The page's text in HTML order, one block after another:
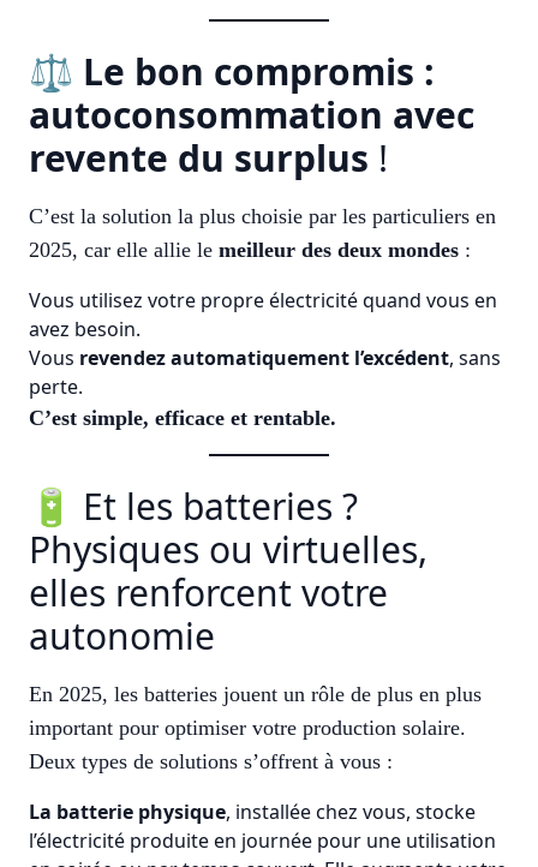
⚖️ Le bon compromis :
autoconsommation avec
revente du surplus !
C’est la solution la plus choisie par les particuliers en
2025, car elle allie le meilleur des deux mondes :
Vous utilisez votre propre électricité quand vous en
avez besoin.
Vous revendez automatiquement l’excédent, sans
perte.
C’est simple, efficace et rentable.
🔋 Et les batteries ?
Physiques ou virtuelles,
elles renforcent votre
autonomie
En 2025, les batteries jouent un rôle de plus en plus
important pour optimiser votre production solaire.
Deux types de solutions s’offrent à vous :
La batterie physique, installée chez vous, stocke
l’électricité produite en journée pour une utilisation